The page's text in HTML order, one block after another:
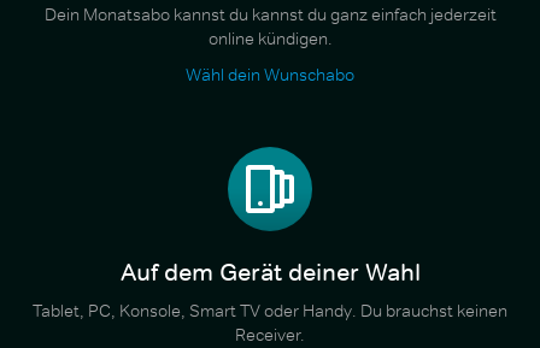
Dein Monatsabo kannst du kannst du ganz einfach jederzeit
online kündigen.
Wähl dein Wunschabo
Auf dem Gerät deiner Wahl
Tablet, PC, Konsole, Smart TV oder Handy. Du brauchst keinen
Receiver.